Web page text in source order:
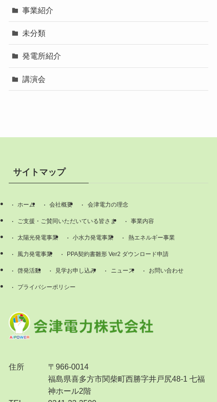
事業紹介
未分類
発電所紹介
講演会
住所
〒966-0014
福島県喜多方市関柴町西勝字井戸尻48-1 七福
神ホール2階
サイトマップ
ホーム 会社概要 会津電力の理念
ご支援・ご賛同いただいている皆さま 事業内容
太陽光発電事業 小水力発電事業 熱エネルギー事業
風力発電事業 PPA契約書雛形 Ver2 ダウンロード申請
啓発活動 見学お申し込み ニュース お問い合わせ
プライバシーポリシー